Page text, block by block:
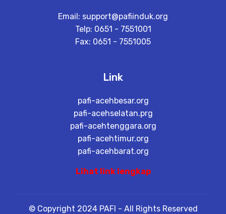
Email: support@pafiinduk.org
Telp: 0651 - 7551001
Fax: 0651 - 7551005
Link
pafi-acehbesar.org
pafi-acehselatan.prg
pafi-acehtenggara.org
pafi-acehtimur.org
pafi-acehbarat.org
Lihat link lengkap
© Copyright 2024 PAFI - All Rights Reserved